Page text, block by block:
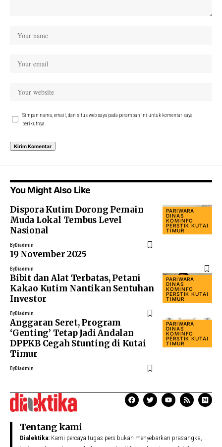
Simpan nama, email, dan situs web saya pada peramban ini untuk komentar saya
berikutnya.
You Might Also Like
PARIWARA
DINAS
KOMINFO
PERSTIK KUTAI
TIMUR
Dispora Kutim Dorong Pemain
Muda Lokal Tembus Level
Nasional
ByDiadmin
19 November 2025
ByDiadmin
PARIWARA
DINAS
KOMINFO
PERSTIK KUTAI
TIMUR
Bibit dan Alat Terbatas, Petani
Kakao Kutim Nantikan Sentuhan
Investor
ByDiadmin
PARIWARA
DINAS
KOMINFO
PERSTIK KUTAI
TIMUR
Anggaran Seret, Program
‘Genting’ Tetap Jadi Andalan
DPPKB Cegah Stunting di Kutai
Timur
ByDiadmin
Tentang kami
Dialektika: Kami percaya tugas pers bukan menyebarkan prasangka,